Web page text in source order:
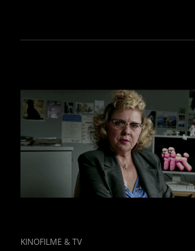
CAT
KINOFILME & TV